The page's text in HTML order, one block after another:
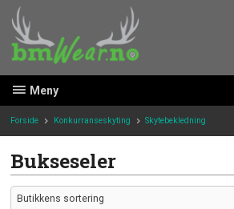
innholdet
Meny
Forside Konkurranseskyting Skytebekledning
Bukseseler